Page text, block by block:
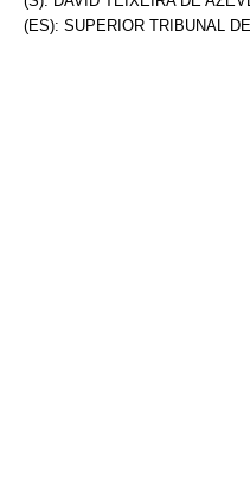
(ES): SUPERIOR TRIBUNAL